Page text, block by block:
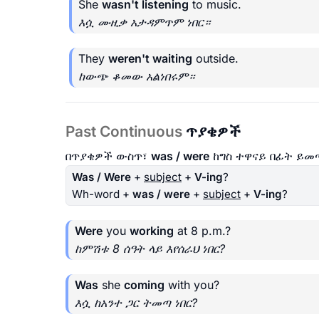
She wasn't listening to music.
እሷ ሙዚቃ አታዳምጥም ነበር።
They weren't waiting outside.
ከውጭ ቆመው አልነበሩም።
Past Continuous ጥያቄዎች
በጥያቄዎች ውስጥ፣ was / were ከግስ ተዋናይ በፊት
Was / Were + subject + V-ing?
Wh-word + was / were + subject + V-ing?
Were you working at 8 p.m.?
ከምሽቱ 8 ሰዓት ላይ እየሰራህ ነበር?
Was she coming with you?
እሷ ከአንተ ጋር ትመጣ ነበር?